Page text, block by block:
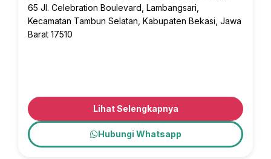
65 Jl. Celebration Boulevard, Lambangsari,
Kecamatan Tambun Selatan, Kabupaten Bekasi, Jawa
Barat 17510
Lihat Selengkapnya
Hubungi Whatsapp